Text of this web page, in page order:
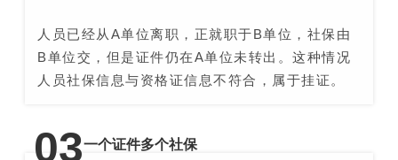
人员已经从A单位离职，正就职于B单位，社保由
B单位交，但是证件仍在A单位未转出。这种情况
人员社保信息与资格证信息不符合，属于挂证。
03一个证件多个社保